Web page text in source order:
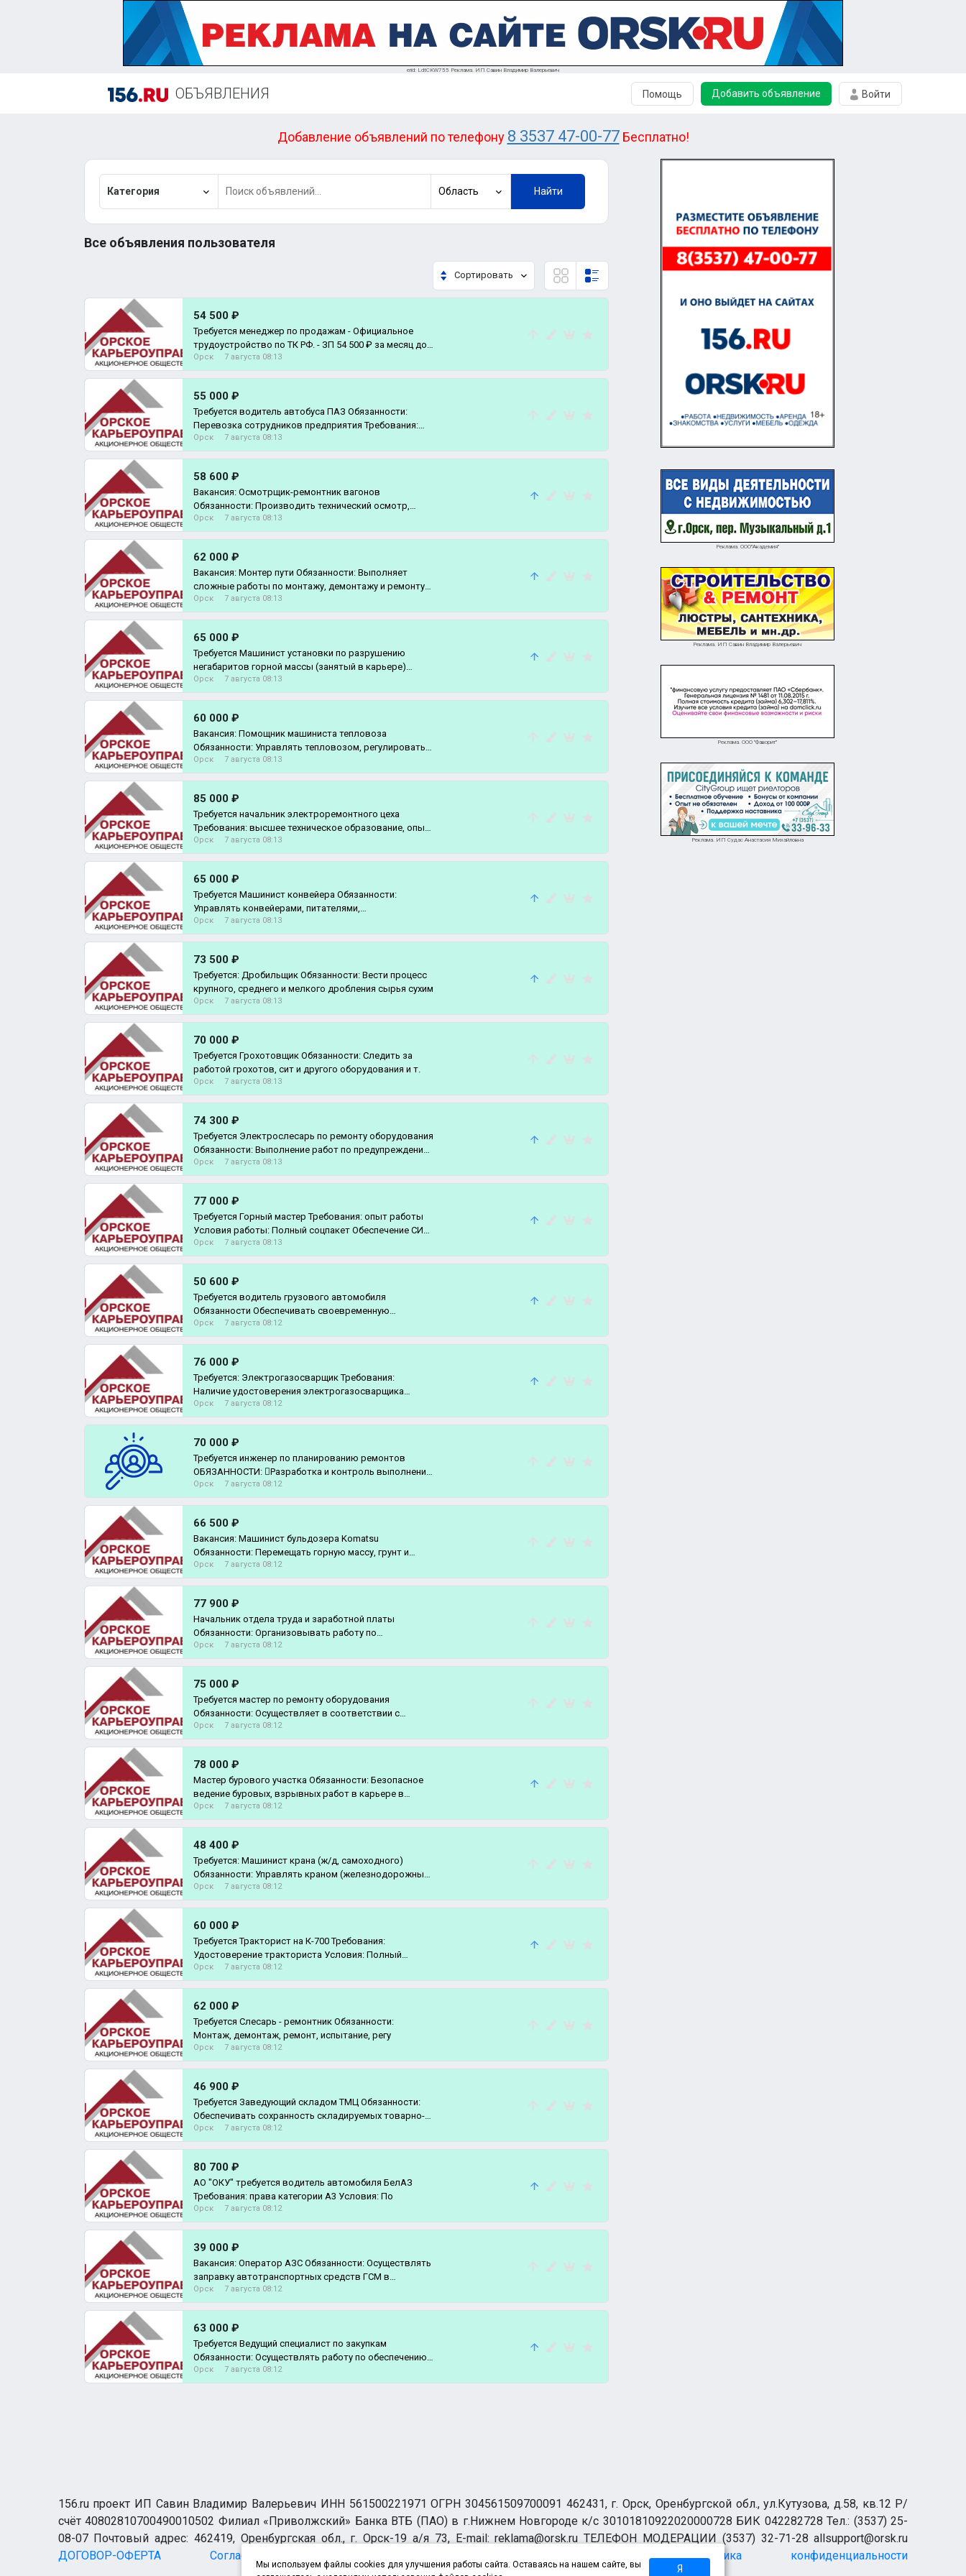
erid: LdtCKW755 Реклама. ИП Савин Владимир Валерьевич
ОБЪЯВЛЕНИЯ Помощь Добавить объявление Войти
Добавление объявлений по телефону 8 3537 47-00-77Бесплатно!
Категория Область Найти
Все объявления пользователя
Сортировать
54 500 ₽
Требуется менеджер по продажам - Официальное
трудоустройство по ТК РФ. - ЗП 54 500 ₽ за месяц до
выч
Орск 7 августа 08:13
55 000 ₽
Требуется водитель автобуса ПАЗ Обязанности:
Перевозка сотрудников предприятия Требования:
Водительс
Орск 7 августа 08:13
58 600 ₽
Вакансия: Осмотрщик-ремонтник вагонов
Обязанности: Производить технический осмотр,
ремонт вагон
Орск 7 августа 08:13
62 000 ₽
Вакансия: Монтер пути Обязанности: Выполняет
сложные работы по монтажу, демонтажу и ремонту
кон
Орск 7 августа 08:13
65 000 ₽
Требуется Машинист установки по разрушению
негабаритов горной массы (занятый в карьере)
Обязанности
Орск 7 августа 08:13
60 000 ₽
Вакансия: Помощник машиниста тепловоза
Обязанности: Управлять тепловозом, регулировать
скорость
Орск 7 августа 08:13
85 000 ₽
Требуется начальник электроремонтного цеха
Требования: высшее техническое образование, опыт
работы У
Орск 7 августа 08:13
65 000 ₽
Требуется Машинист конвейера Обязанности:
Управлять конвейерами, питателями,
перегрузочными тележкам
Орск 7 августа 08:13
73 500 ₽
Требуется: Дробильщик Обязанности: Вести процесс
крупного, среднего и мелкого дробления сырья сухим
Орск 7 августа 08:13
70 000 ₽
Требуется Грохотовщик Обязанности: Следить за
работой грохотов, сит и другого оборудования и т.
Орск 7 августа 08:13
74 300 ₽
Требуется Электрослесарь по ремонту оборудования
Обязанности: Выполнение работ по предупреждению
и л
Орск 7 августа 08:13
77 000 ₽
Требуется Горный мастер Требования: опыт работы
Условия работы: Полный соцпакет Обеспечение СИЗ
Ком
Орск 7 августа 08:13
50 600 ₽
Требуется водитель грузового автомобиля
Обязанности Обеспечивать своевременную
перевозку грузов.
Орск 7 августа 08:12
76 000 ₽
Требуется: Электрогазосварщик Требования:
Наличие удостоверения электрогазосварщика
Условия: Обеспеч
Орск 7 августа 08:12
70 000 ₽
Требуется инженер по планированию ремонтов
ОБЯЗАННОСТИ: Разработка и контроль выполнения
графиков
Орск 7 августа 08:12
66 500 ₽
Вакансия: Машинист бульдозера Komatsu
Обязанности: Перемещать горную массу, грунт и
другие мате
Орск 7 августа 08:12
77 900 ₽
Начальник отдела труда и заработной платы
Обязанности: Организовывать работу по
нормированию труда,
Орск 7 августа 08:12
75 000 ₽
Требуется мастер по ремонту оборудования
Обязанности: Осуществляет в соответствии с
действующими з
Орск 7 августа 08:12
78 000 ₽
Мастер бурового участка Обязанности: Безопасное
ведение буровых, взрывных работ в карьере в
соответ
Орск 7 августа 08:12
48 400 ₽
Требуется: Машинист крана (ж/д, самоходного)
Обязанности: Управлять краном (железнодорожным,
самоход
Орск 7 августа 08:12
60 000 ₽
Требуется Тракторист на К-700 Требования:
Удостоверение тракториста Условия: Полный
соцпакет Обеспеч
Орск 7 августа 08:12
62 000 ₽
Требуется Слесарь - ремонтник Обязанности:
Монтаж, демонтаж, ремонт, испытание, регу
Орск 7 августа 08:12
46 900 ₽
Требуется Заведующий складом ТМЦ Обязанности:
Обеспечивать сохранность складируемых товарно-
материал
Орск 7 августа 08:12
80 700 ₽
АО "ОКУ" требуется водитель автомобиля БелАЗ
Требования: права категории А3 Условия: По
Орск 7 августа 08:12
39 000 ₽
Вакансия: Оператор АЗС Обязанности: Осуществлять
заправку автотранспортных средств ГСМ в
соответст
Орск 7 августа 08:12
63 000 ₽
Требуется Ведущий специалист по закупкам
Обязанности: Осуществлять работу по обеспечению
предприяти
Орск 7 августа 08:12
Реклама. ООО"Академия"
Реклама. ИП Савин Владимир Валерьевич
Реклама. ООО "Фаворит"
Реклама. ИП Судас Анастасия Михайловна
156.ru проект ИП Савин Владимир Валерьевич ИНН 561500221971 ОГРН 304561509700091 462431, г. Орск, Оренбургской обл., ул.Кутузова, д.58, кв.12 Р/
счёт 40802810700490010502 Филиал «Приволжский» Банка ВТБ (ПАО) в г.Нижнем Новгороде к/с 30101810922020000728 БИК 042282728 Тел.: (3537) 25-
08-07 Почтовый адрес: 462419, Оренбургская обл., г. Орск-19 а/я 73, E-mail: reklama@orsk.ru ТЕЛЕФОН МОДЕРАЦИИ (3537) 32-71-28 allsupport@orsk.ru
ДОГОВОР-ОФЕРТА
Согласие на обработку персональных данных Политика конфиденциальности
Мы используем файлы cookies для улучшения работы сайта. Оставаясь на нашем сайте, вы
Я